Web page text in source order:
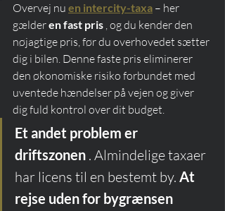
Overvej nu en intercity-taxa – her
gælder en fast pris , og du kender den
nøjagtige pris, før du overhovedet sætter
dig i bilen. Denne faste pris eliminerer
den økonomiske risiko forbundet med
uventede hændelser på vejen og giver
dig fuld kontrol over dit budget.
Et andet problem er
driftszonen . Almindelige taxaer
har licens til en bestemt by. At
rejse uden for bygrænsen